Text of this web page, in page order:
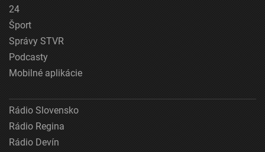
24
Šport
Správy STVR
Podcasty
Mobilné aplikácie
Rádio Slovensko
Rádio Regina
Rádio Devín